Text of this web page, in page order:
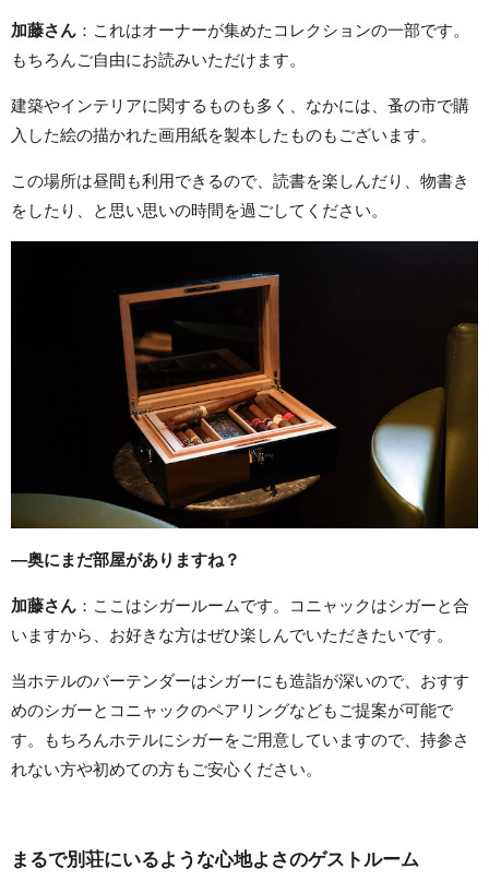
加藤さん ：これはオーナーが集めたコレクションの一部です。
もちろんご自由にお読みいただけます。
建築やインテリアに関するものも多く、なかには、蚤の市で購
入した絵の描かれた画用紙を製本したものもございます。
この場所は昼間も利用できるので、読書を楽しんだり、物書き
をしたり、と思い思いの時間を過ごしてください。
―奥にまだ部屋がありますね？
加藤さん ：ここはシガールームです。コニャックはシガーと合
いますから、お好きな方はぜひ楽しんでいただきたいです。
当ホテルのバーテンダーはシガーにも造詣が深いので、おすす
めのシガーとコニャックのペアリングなどもご提案が可能で
す。もちろんホテルにシガーをご用意していますので、持参さ
れない方や初めての方もご安心ください。
まるで別荘にいるような心地よさのゲストルーム